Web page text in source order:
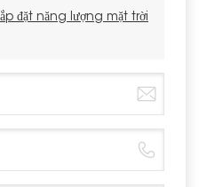
đặt năng lượng mặt trời